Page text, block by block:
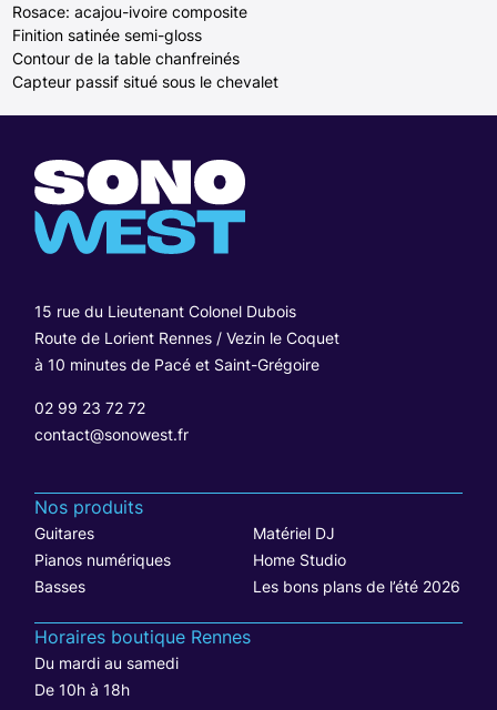
Rosace: acajou-ivoire composite
Finition satinée semi-gloss
Contour de la table chanfreinés
Capteur passif situé sous le chevalet
15 rue du Lieutenant Colonel Dubois
Route de Lorient Rennes / Vezin le Coquet
à 10 minutes de Pacé et Saint-Grégoire
02 99 23 72 72
contact@sonowest.fr
Nos produits
Guitares
Matériel DJ
Pianos numériques
Home Studio
Basses
Les bons plans de l’été 2026
Horaires boutique Rennes
Du mardi au samedi
De 10h à 18h